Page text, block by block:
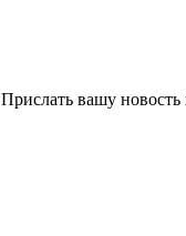
Прислать вашу